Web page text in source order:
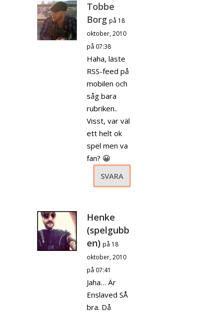
Tobbe
Borg på 18
oktober, 2010
på 07:38
Haha, läste
RSS-feed på
mobilen och
såg bara
rubriken..
Visst, var väl
ett helt ok
spel men va
fan? 😀
SVARA
Henke
(spelgubb
en) på 18
oktober, 2010
på 07:41
Jaha… Är
Enslaved SÅ
bra. Då